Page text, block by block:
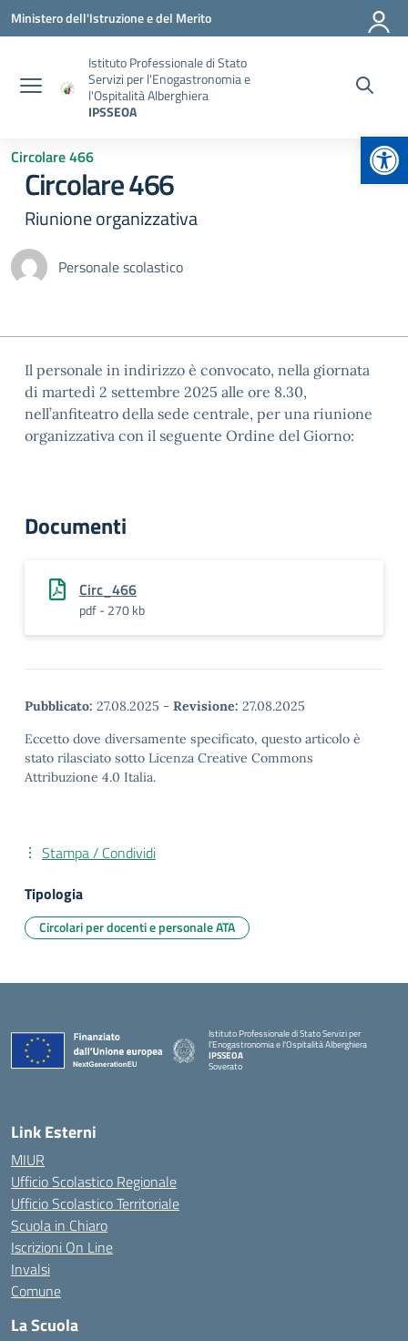
Vai ai contenuti
Vai al menu di navigazione
Vai al footer
Ministero dell'Istruzione e del Merito
Istituto Professionale di Stato
Servizi per l'Enogastronomia e
l'Ospitalità Alberghiera
IPSSEOA
Circolare 466
Circolare 466
Riunione organizzativa
Personale scolastico
Il personale in indirizzo è convocato, nella giornata
di martedì 2 settembre 2025 alle ore 8.30,
nell’anfiteatro della sede centrale, per una riunione
organizzativa con il seguente Ordine del Giorno:
Documenti
Circ_466
pdf - 270 kb
Pubblicato: 27.08.2025 - Revisione: 27.08.2025
Eccetto dove diversamente specificato, questo articolo è
stato rilasciato sotto Licenza Creative Commons
Attribuzione 4.0 Italia.
Stampa / Condividi
Tipologia
Circolari per docenti e personale ATA
Istituto Professionale di Stato Servizi per
l'Enogastronomia e l'Ospitalità Alberghiera
IPSSEOA
Soverato
Link Esterni
MIUR
Ufficio Scolastico Regionale
Ufficio Scolastico Territoriale
Scuola in Chiaro
Iscrizioni On Line
Invalsi
Comune
La Scuola